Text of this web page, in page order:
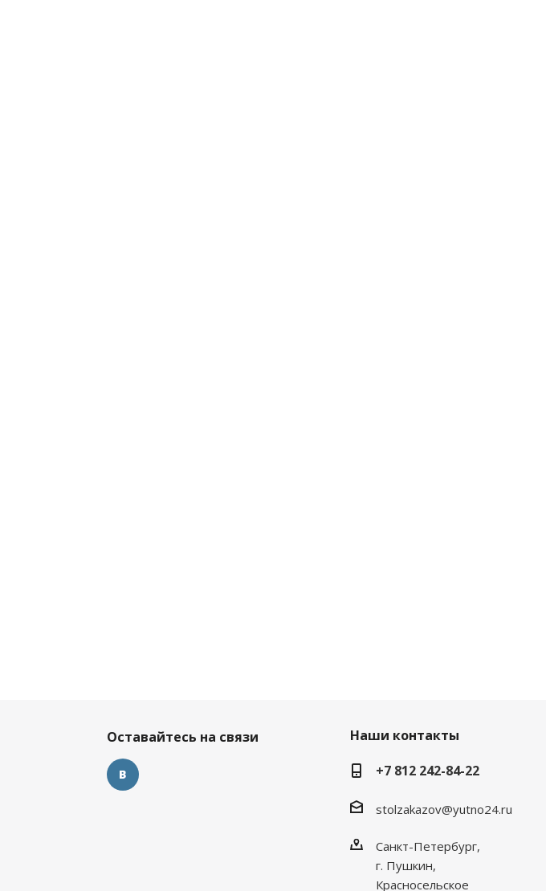
Оставайтесь на связи
Наши контакты
+7 812 242-84-22
stolzakazov@yutno24.ru
Санкт-Петербург,
г. Пушкин,
Красносельское